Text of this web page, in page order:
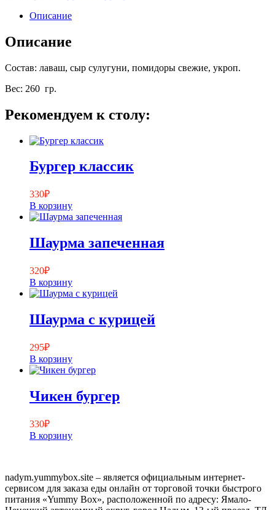
сулугуниОписание
Описание
Состав: лаваш, сыр сулугуни, помидоры свежие, укроп.
Вес: 260 гр.
Рекомендуем к столу:
Бургер классик
330₽
В корзину
Шаурма запеченная
320₽
В корзину
Шаурма с курицей
295₽
В корзину
Чикен бургер
330₽
В корзину
nadym.yummybox.site – является официальным интернет-
сервисом для заказа еды онлайн от торговой точки быстрого
питания «Yummy Box», расположенной по адресу: Ямало-